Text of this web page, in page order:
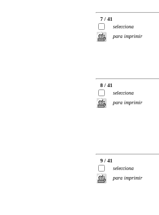
7 / 41
selecciona
para imprimir
8 / 41
selecciona
para imprimir
9 / 41
selecciona
para imprimir